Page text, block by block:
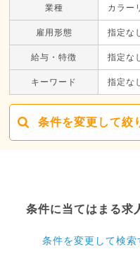
業種 カラー
雇用形態 指定な
給与・特徴 指定な
キーワード 指定な
条件を変更して絞
条件に当てはまる求
条件を変更して検索